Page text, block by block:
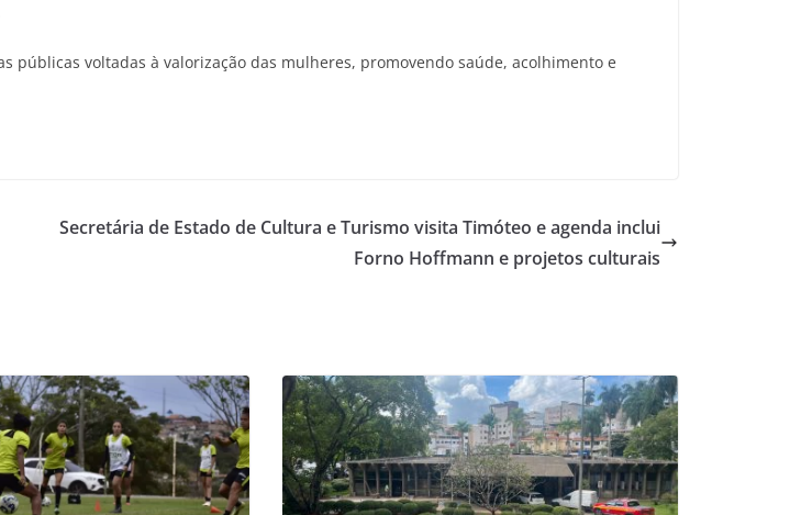
voltadas à valorização das mulheres, promovendo saúde, acolhimento e
Secretária de Estado de Cultura e Turismo visita Timóteo e agenda inclui
Forno Hoffmann e projetos culturais